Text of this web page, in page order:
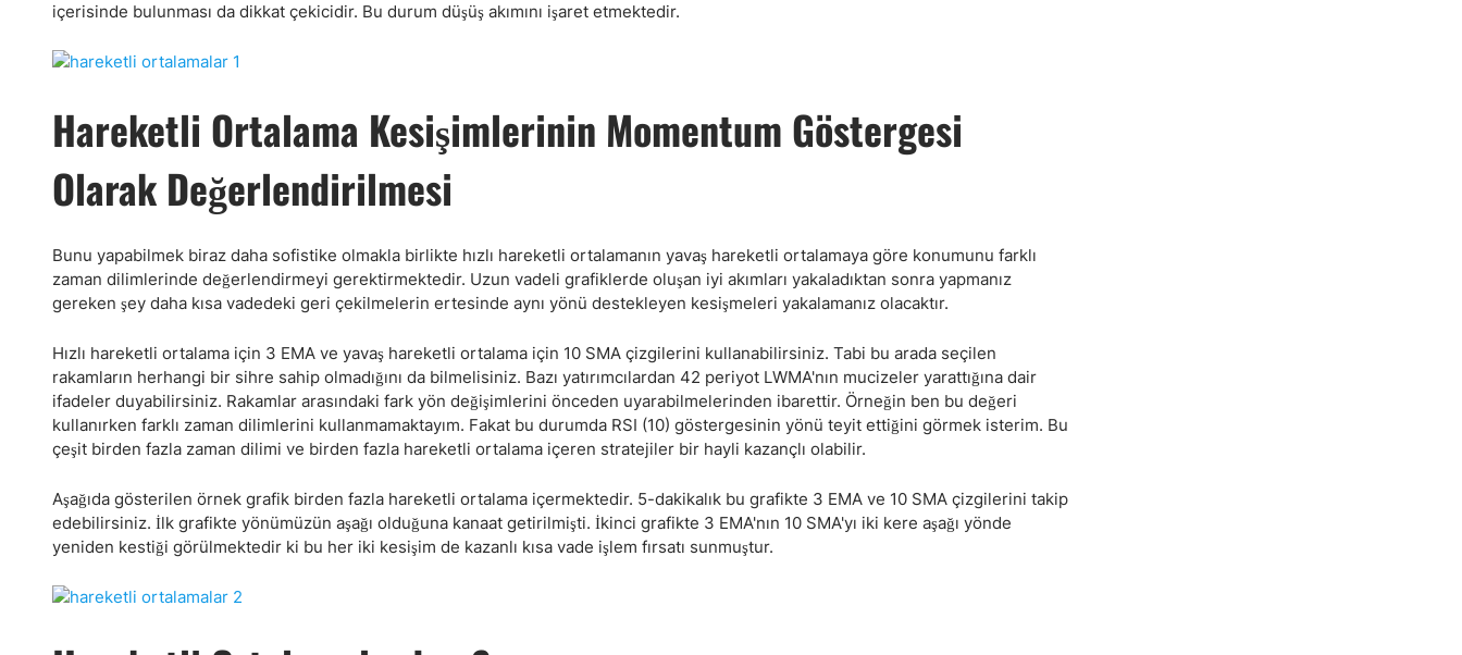
içerisinde bulunması da dikkat çekicidir. Bu durum düşüş akımını işaret etmektedir.
Hareketli Ortalama Kesişimlerinin Momentum Göstergesi
Olarak Değerlendirilmesi
Bunu yapabilmek biraz daha sofistike olmakla birlikte hızlı hareketli ortalamanın yavaş hareketli ortalamaya göre konumunu farklı
zaman dilimlerinde değerlendirmeyi gerektirmektedir. Uzun vadeli grafiklerde oluşan iyi akımları yakaladıktan sonra yapmanız
gereken şey daha kısa vadedeki geri çekilmelerin ertesinde aynı yönü destekleyen kesişmeleri yakalamanız olacaktır.
Hızlı hareketli ortalama için 3 EMA ve yavaş hareketli ortalama için 10 SMA çizgilerini kullanabilirsiniz. Tabi bu arada seçilen
rakamların herhangi bir sihre sahip olmadığını da bilmelisiniz. Bazı yatırımcılardan 42 periyot LWMA'nın mucizeler yarattığına dair
ifadeler duyabilirsiniz. Rakamlar arasındaki fark yön değişimlerini önceden uyarabilmelerinden ibarettir. Örneğin ben bu değeri
kullanırken farklı zaman dilimlerini kullanmamaktayım. Fakat bu durumda RSI (10) göstergesinin yönü teyit ettiğini görmek isterim. Bu
çeşit birden fazla zaman dilimi ve birden fazla hareketli ortalama içeren stratejiler bir hayli kazançlı olabilir.
Aşağıda gösterilen örnek grafik birden fazla hareketli ortalama içermektedir. 5-dakikalık bu grafikte 3 EMA ve 10 SMA çizgilerini takip
edebilirsiniz. İlk grafikte yönümüzün aşağı olduğuna kanaat getirilmişti. İkinci grafikte 3 EMA'nın 10 SMA'yı iki kere aşağı yönde
yeniden kestiği görülmektedir ki bu her iki kesişim de kazanlı kısa vade işlem fırsatı sunmuştur.